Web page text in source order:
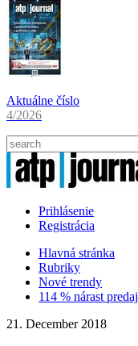
Aktuálne číslo
4/2026
Prihlásenie
Registrácia
Hlavná stránka
Rubriky
Nové trendy
114 % nárast
21. December 2018